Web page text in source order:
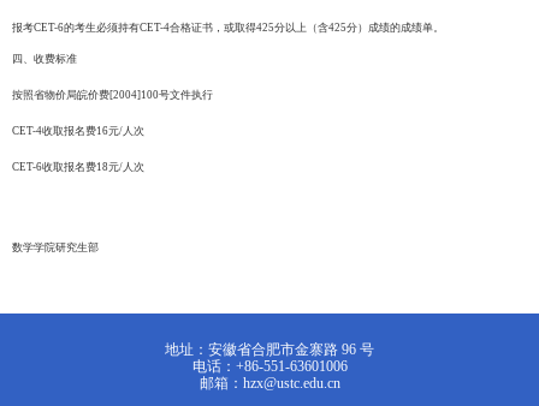
报考CET-6的考生必须持有CET-4合格证书，或取得425分以上（含425分）成绩的成绩单。
四、收费标准
按照省物价局皖价费[2004]100号文件执行
CET-4收取报名费16元/人次
CET-6收取报名费18元/人次
数学学院研究生部
地址：安徽省合肥市金寨路 96 号
电话：+86-551-63601006
邮箱：hzx@ustc.edu.cn